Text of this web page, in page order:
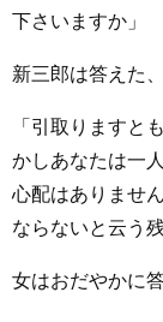
下さいますか」
新三郎は答え
「引取ります
かしあなたは一
心配はありませ
ならないと云う
女はおだやかに